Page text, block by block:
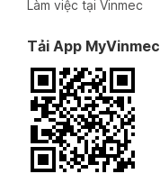
Làm việc tại Vinmec
Tải App MyVinmec